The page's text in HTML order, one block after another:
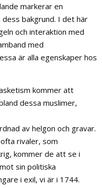
markerar en
bakgrund. I det här
och interaktion med
med
är alla egenskaper hos
kommer att
dessa muslimer,
av helgon och gravar.
rivaler, som
kommer de att se i
sin politiska
i exil, vi är i 1744.